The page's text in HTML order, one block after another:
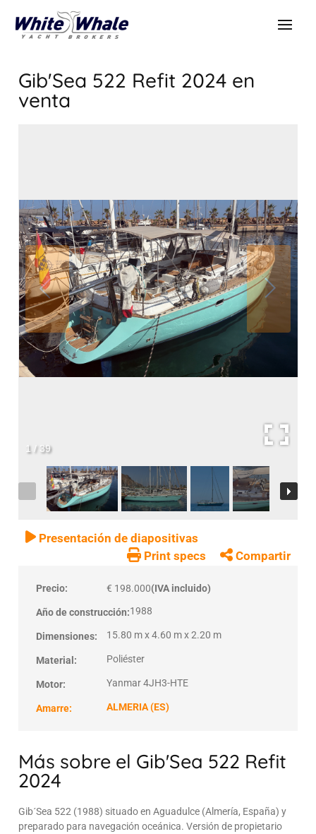
Gib'Sea 522 Refit 2024 en
venta
1 /39
Presentación de diapositivas
Print specs
Compartir
Precio: € 198.000(IVA incluido)
Año de construcción:1988
Dimensiones: 15.80 m x 4.60 m x 2.20 m
Material: Poliéster
Motor: Yanmar 4JH3-HTE
Amarre: ALMERIA (ES)
Más sobre el Gib'Sea 522 Refit
2024
Gib´Sea 522 (1988) situado en Aguadulce (Almería, España) y
preparado para navegación oceánica. Versión de propietario